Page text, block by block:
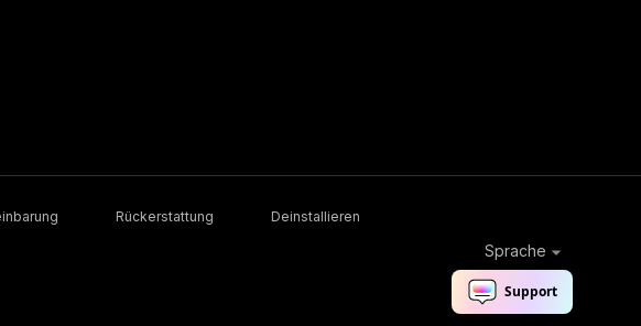
Rückerstattung
Deinstallieren
Sprache